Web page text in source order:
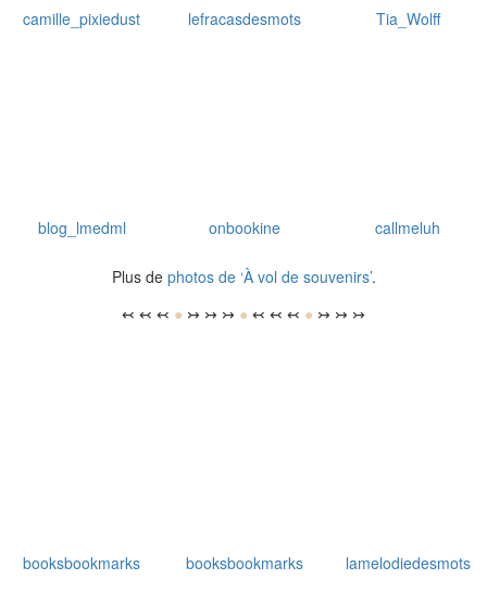
camille_pixiedust lefracasdesmots Tia_Wolff
blog_lmedml onbookine callmeluh
Plus de photos de ‘À vol de souvenirs’.
↢ ↢ ↢ ● ↣ ↣ ↣ ● ↢ ↢ ↢ ● ↣ ↣ ↣
booksbookmarks booksbookmarks lamelodiedesmots